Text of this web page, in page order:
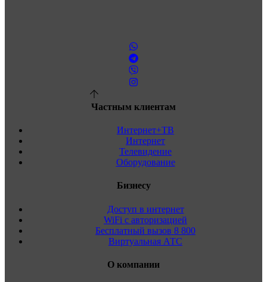
Частным клиентам
Интернет+ТВ
Интернет
Телевидение
Оборудование
Бизнесу
Доступ в интернет
WiFi с авторизацией
Бесплатный вызов 8 800
Виртуальная АТС
О компании